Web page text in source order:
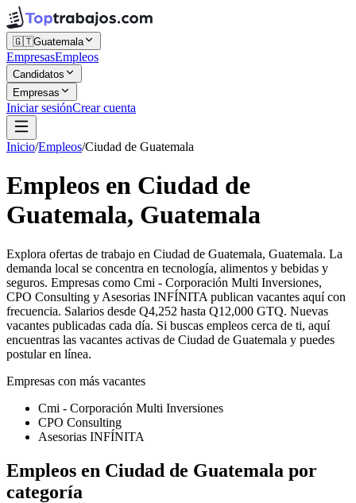
🇬🇹Guatemala
EmpresasEmpleos
Candidatos
Empresas
Iniciar sesiónCrear cuenta
Inicio/Empleos/Ciudad de Guatemala
Empleos en Ciudad de
Guatemala, Guatemala
Explora ofertas de trabajo en Ciudad de Guatemala, Guatemala. La
demanda local se concentra en tecnología, alimentos y bebidas y
seguros. Empresas como Cmi - Corporación Multi Inversiones,
CPO Consulting y Asesorias INFÍNITA publican vacantes aquí con
frecuencia. Salarios desde Q4,252 hasta Q12,000 GTQ. Nuevas
vacantes publicadas cada día. Si buscas empleos cerca de ti, aquí
encuentras las vacantes activas de Ciudad de Guatemala y puedes
postular en línea.
Empresas con más vacantes
Cmi - Corporación Multi Inversiones
CPO Consulting
Asesorias INFÍNITA
Empleos en Ciudad de Guatemala por
categoría